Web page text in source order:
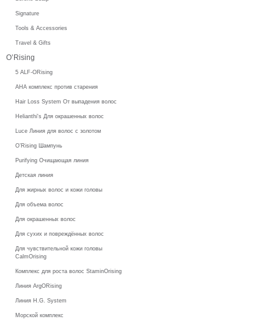
Signature
Tools & Accessories
Travel & Gifts
O’Rising
5 ALF-ORising
AHA комплекс против старения
Hair Loss System От выпадения волос
Helianthi's Для окрашенных волос
Luce Линия для волос с золотом
O’Rising Шампунь
Purifying Очищающая линия
Детская линия
Для жирных волос и кожи головы
Для объема волос
Для окрашенных волос
Для сухих и повреждённых волос
Для чувствительной кожи головы
CalmOrising
Комплекс для роста волос StaminOrising
Линия ArgORising
Линия H.G. System
Морской комплекс